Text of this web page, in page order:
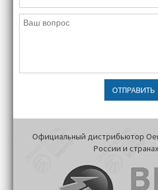
ОТПРАВИТЬ
Официальный дистрибьютор
России и